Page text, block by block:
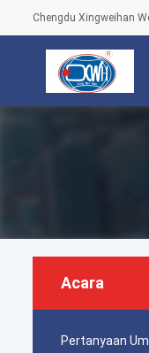
Chengdu Xingweihan
Acara
Pertanyaan